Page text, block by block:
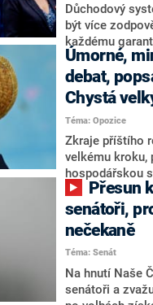
Důchodový
být více
každému
Chybí tu nový
hejtman
Česko Martin
V čele státu
střetem zájmů
dodal. Řešení u
Úmorné,
debat,
Chystá
Téma: Opozice
Zkraje příštího
velkému kroku,
hospodářskou
stárnutí
nový předseda
senátních
aktivitu
komentátoři
úmorná práce
námi navíc
senátoři,
nečekaně
Téma: Senát
Na hnutí Naše
senátoři a